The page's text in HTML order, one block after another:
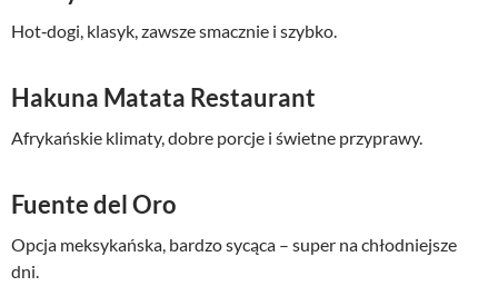
Hot‑dogi, klasyk, zawsze smacznie i szybko.
Hakuna Matata Restaurant
Afrykańskie klimaty, dobre porcje i świetne przyprawy.
Fuente del Oro
Opcja meksykańska, bardzo sycąca – super na chłodniejsze
dni.